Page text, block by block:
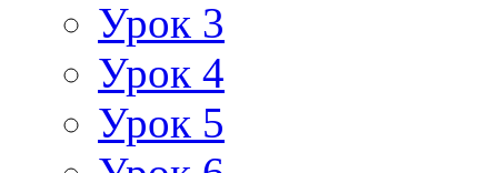
Урок 3
Урок 4
Урок 5